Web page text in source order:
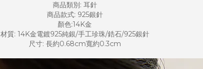
商品類別: 耳針
商品款式: 925銀針
顏色:14K金
材質: 14K金電鍍925純銀/手工珍珠/鋯石/925銀針
尺寸: 長約0.68cm寬約0.3cm